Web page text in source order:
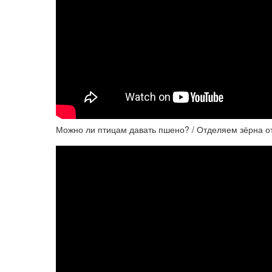
Можно ли птицам давать пшено? / Отделяем зёрна